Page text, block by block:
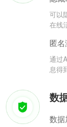
可以
在线
匿
通过
息得
数
数